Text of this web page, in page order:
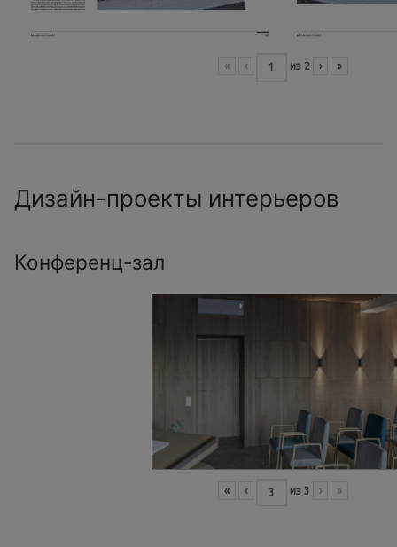
« ‹ из 2 › »
Дизайн-проекты интерьеров
Конференц-зал
« ‹ из 3 › »